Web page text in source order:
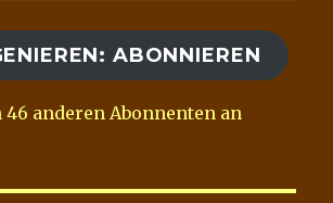
ABONNIEREN
anderen Abonnenten an